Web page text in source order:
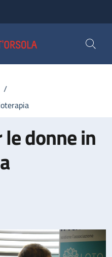
/
donne in